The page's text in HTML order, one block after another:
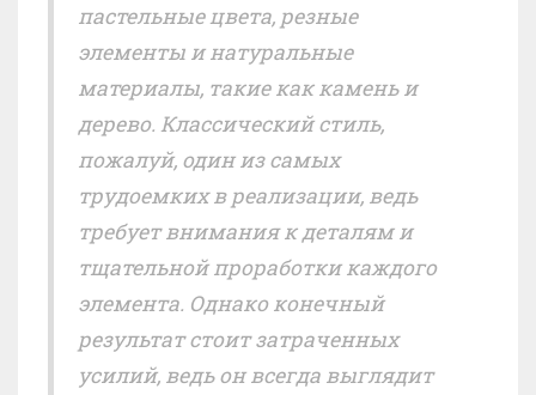
пастельные цвета, резные
элементы и натуральные
материалы, такие как камень и
дерево. Классический стиль,
пожалуй, один из самых
трудоемких в реализации, ведь
требует внимания к деталям и
тщательной проработки каждого
элемента. Однако конечный
результат стоит затраченных
усилий, ведь он всегда выглядит